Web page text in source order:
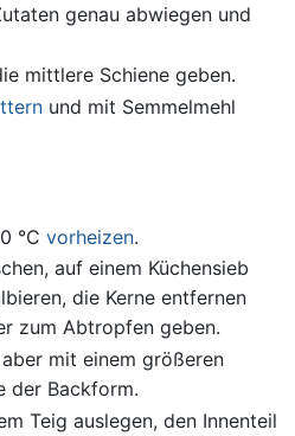
genau abwiegen und
mittlere Schiene geben.
und mit Semmelmehl
°C vorheizen.
auf einem Küchensieb
die Kerne entfernen
zum Abtropfen geben.
mit einem größeren
der Backform.
Teig auslegen, den Innenteil